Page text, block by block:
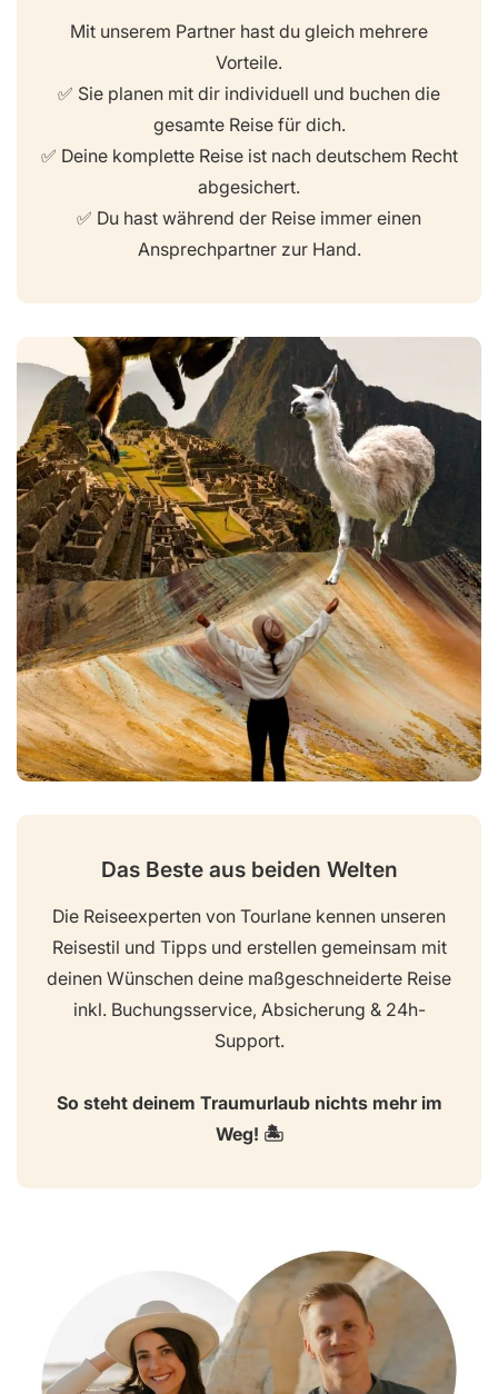
Mit unserem Partner hast du gleich mehrere
Vorteile.
✅ Sie planen mit dir individuell und buchen die
gesamte Reise für dich.
✅ Deine komplette Reise ist nach deutschem Recht
abgesichert.
✅ Du hast während der Reise immer einen
Ansprechpartner zur Hand.
Das Beste aus beiden Welten
Die Reiseexperten von Tourlane kennen unseren
Reisestil und Tipps und erstellen gemeinsam mit
deinen Wünschen deine maßgeschneiderte Reise
inkl. Buchungsservice, Absicherung & 24h-
Support.
So steht deinem Traumurlaub nichts mehr im
Weg! 🏝️